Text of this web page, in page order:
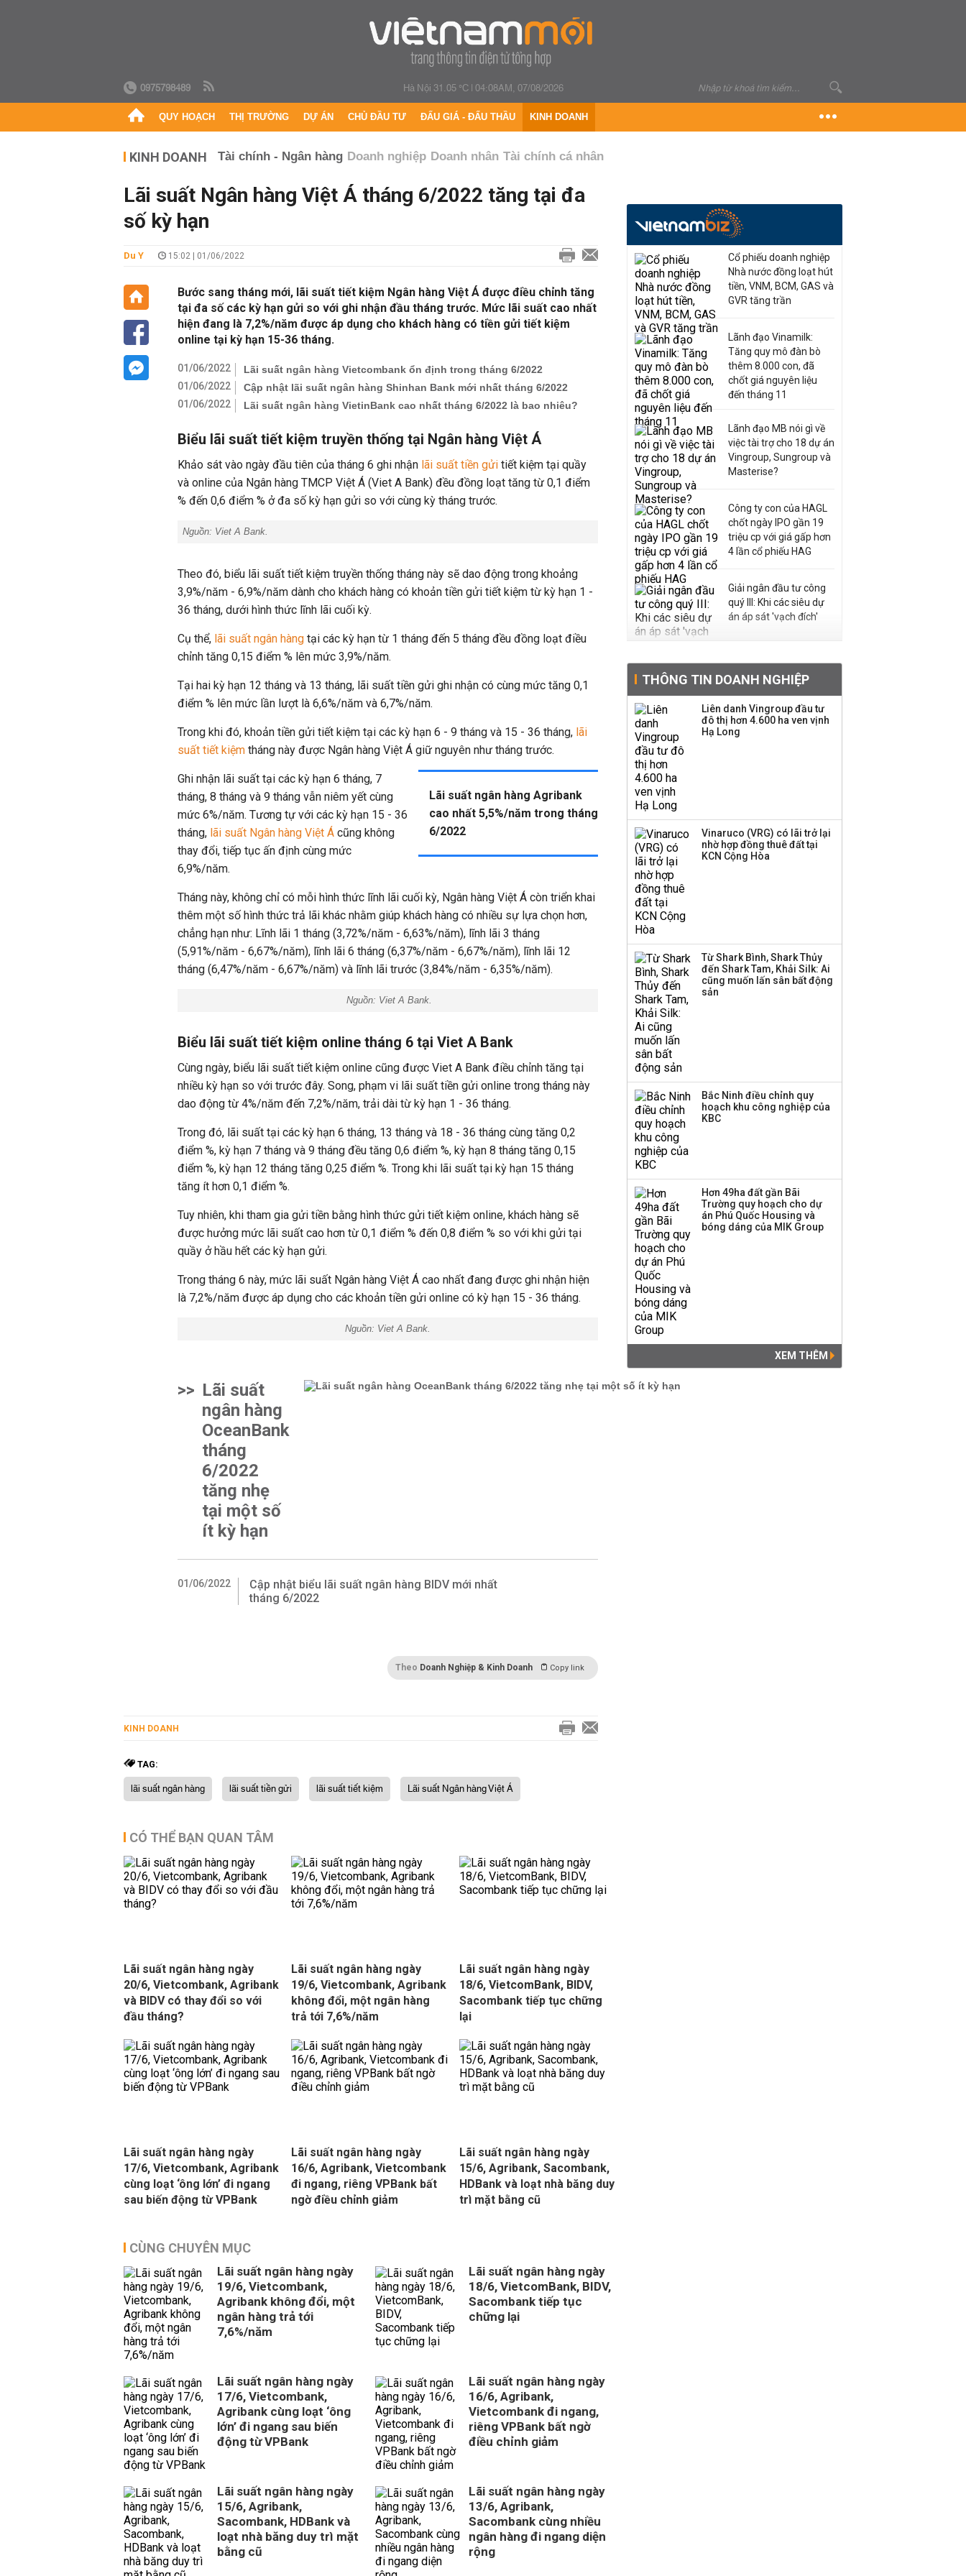
0975798489 Hà Nội 31.05 °C|04:08AM, 07/08/2026
QUY HOẠCH THỊ TRƯỜNG DỰ ÁN CHỦ ĐẦU TƯ ĐẤU GIÁ - ĐẤU THẦU KINH DOANH
KINH DOANH Tài chính - Ngân hàng Doanh nghiệp Doanh nhân Tài chính cá nhân
Lãi suất Ngân hàng Việt Á tháng 6/2022 tăng tại đa
số kỳ hạn
Du Y 15:02 | 01/06/2022
Bước sang tháng mới, lãi suất tiết kiệm Ngân hàng Việt Á được điều chỉnh tăng
tại đa số các kỳ hạn gửi so với ghi nhận đầu tháng trước. Mức lãi suất cao nhất
hiện đang là 7,2%/năm được áp dụng cho khách hàng có tiền gửi tiết kiệm
online tại kỳ hạn 15-36 tháng.
01/06/2022
Lãi suất ngân hàng Vietcombank ổn định trong tháng 6/2022
01/06/2022
Cập nhật lãi suất ngân hàng Shinhan Bank mới nhất tháng 6/2022
01/06/2022
Lãi suất ngân hàng VietinBank cao nhất tháng 6/2022 là bao nhiêu?
Biểu lãi suất tiết kiệm truyền thống tại Ngân hàng Việt Á
Khảo sát vào ngày đầu tiên của tháng 6 ghi nhận lãi suất tiền gửi tiết kiệm tại quầy
và online của Ngân hàng TMCP Việt Á (Viet A Bank) đều đồng loạt tăng từ 0,1 điểm
% đến 0,6 điểm % ở đa số kỳ hạn gửi so với cùng kỳ tháng trước.
Nguồn: Viet A Bank.
Theo đó, biểu lãi suất tiết kiệm truyền thống tháng này sẽ dao động trong khoảng
3,9%/năm - 6,9%/năm dành cho khách hàng có khoản tiền gửi tiết kiệm từ kỳ hạn 1 -
36 tháng, dưới hình thức lĩnh lãi cuối kỳ.
Cụ thể, lãi suất ngân hàng tại các kỳ hạn từ 1 tháng đến 5 tháng đều đồng loạt điều
chỉnh tăng 0,15 điểm % lên mức 3,9%/năm.
Tại hai kỳ hạn 12 tháng và 13 tháng, lãi suất tiền gửi ghi nhận có cùng mức tăng 0,1
điểm % lên mức lần lượt là 6,6%/năm và 6,7%/năm.
Trong khi đó, khoản tiền gửi tiết kiệm tại các kỳ hạn 6 - 9 tháng và 15 - 36 tháng, lãi
suất tiết kiệm tháng này được Ngân hàng Việt Á giữ nguyên như tháng trước.
Lãi suất ngân hàng Agribank
cao nhất 5,5%/năm trong tháng
6/2022
Ghi nhận lãi suất tại các kỳ hạn 6 tháng, 7
tháng, 8 tháng và 9 tháng vẫn niêm yết cùng
mức 6%/năm. Tương tự với các kỳ hạn 15 - 36
tháng, lãi suất Ngân hàng Việt Á cũng không
thay đổi, tiếp tục ấn định cùng mức
6,9%/năm.
Tháng này, không chỉ có mỗi hình thức lĩnh lãi cuối kỳ, Ngân hàng Việt Á còn triển khai
thêm một số hình thức trả lãi khác nhằm giúp khách hàng có nhiều sự lựa chọn hơn,
chẳng hạn như: Lĩnh lãi 1 tháng (3,72%/năm - 6,63%/năm), lĩnh lãi 3 tháng
(5,91%/năm - 6,67%/năm), lĩnh lãi 6 tháng (6,37%/năm - 6,67%/năm), lĩnh lãi 12
tháng (6,47%/năm - 6,67%/năm) và lĩnh lãi trước (3,84%/năm - 6,35%/năm).
Nguồn: Viet A Bank.
Biểu lãi suất tiết kiệm online tháng 6 tại Viet A Bank
Cùng ngày, biểu lãi suất tiết kiệm online cũng được Viet A Bank điều chỉnh tăng tại
nhiều kỳ hạn so với trước đây. Song, phạm vi lãi suất tiền gửi online trong tháng này
dao động từ 4%/năm đến 7,2%/năm, trải dài từ kỳ hạn 1 - 36 tháng.
Trong đó, lãi suất tại các kỳ hạn 6 tháng, 13 tháng và 18 - 36 tháng cùng tăng 0,2
điểm %, kỳ hạn 7 tháng và 9 tháng đều tăng 0,6 điểm %, kỳ hạn 8 tháng tăng 0,15
điểm %, kỳ hạn 12 tháng tăng 0,25 điểm %. Trong khi lãi suất tại kỳ hạn 15 tháng
tăng ít hơn 0,1 điểm %.
Tuy nhiên, khi tham gia gửi tiền bằng hình thức gửi tiết kiệm online, khách hàng sẽ
được hưởng mức lãi suất cao hơn từ 0,1 điểm % đến 0,8 điểm % so với khi gửi tại
quầy ở hầu hết các kỳ hạn gửi.
Trong tháng 6 này, mức lãi suất Ngân hàng Việt Á cao nhất đang được ghi nhận hiện
là 7,2%/năm được áp dụng cho các khoản tiền gửi online có kỳ hạn 15 - 36 tháng.
Nguồn: Viet A Bank.
>> Lãi suất
ngân hàng
OceanBank
tháng
6/2022
tăng nhẹ
tại một số
ít kỳ hạn
01/06/2022
Cập nhật biểu lãi suất ngân hàng BIDV mới nhất
tháng 6/2022
Theo Doanh Nghiệp & Kinh Doanh Copy link
KINH DOANH
TAG:
lãi suất ngân hàng lãi suất tiền gửi lãi suất tiết kiệm Lãi suất Ngân hàng Việt Á
CÓ THỂ BẠN QUAN TÂM
Lãi suất ngân hàng ngày
20/6, Vietcombank, Agribank
và BIDV có thay đổi so với
đầu tháng?
Lãi suất ngân hàng ngày
19/6, Vietcombank, Agribank
không đổi, một ngân hàng
trả tới 7,6%/năm
Lãi suất ngân hàng ngày
18/6, VietcomBank, BIDV,
Sacombank tiếp tục chững
lại
Lãi suất ngân hàng ngày
17/6, Vietcombank, Agribank
cùng loạt ‘ông lớn’ đi ngang
sau biến động từ VPBank
Lãi suất ngân hàng ngày
16/6, Agribank, Vietcombank
đi ngang, riêng VPBank bất
ngờ điều chỉnh giảm
Lãi suất ngân hàng ngày
15/6, Agribank, Sacombank,
HDBank và loạt nhà băng duy
trì mặt bằng cũ
CÙNG CHUYÊN MỤC
Lãi suất ngân hàng ngày
19/6, Vietcombank,
Agribank không đổi, một
ngân hàng trả tới
7,6%/năm
Lãi suất ngân hàng ngày
18/6, VietcomBank, BIDV,
Sacombank tiếp tục
chững lại
Lãi suất ngân hàng ngày
17/6, Vietcombank,
Agribank cùng loạt ‘ông
lớn’ đi ngang sau biến
động từ VPBank
Lãi suất ngân hàng ngày
16/6, Agribank,
Vietcombank đi ngang,
riêng VPBank bất ngờ
điều chỉnh giảm
Lãi suất ngân hàng ngày
15/6, Agribank,
Sacombank, HDBank và
loạt nhà băng duy trì mặt
bằng cũ
Lãi suất ngân hàng ngày
13/6, Agribank,
Sacombank cùng nhiều
ngân hàng đi ngang diện
rộng
Cổ phiếu doanh nghiệp
Nhà nước đồng loạt hút
tiền, VNM, BCM, GAS và
GVR tăng trần
Lãnh đạo Vinamilk:
Tăng quy mô đàn bò
thêm 8.000 con, đã
chốt giá nguyên liệu
đến tháng 11
Lãnh đạo MB nói gì về
việc tài trợ cho 18 dự án
Vingroup, Sungroup và
Masterise?
Công ty con của HAGL
chốt ngày IPO gần 19
triệu cp với giá gấp hơn
4 lần cổ phiếu HAG
Giải ngân đầu tư công
quý III: Khi các siêu dự
án áp sát 'vạch đích'
triển quỹ hưu trí: Từ tiết
kiệm gia đình thành
nguồn cấp vốn dài hạn
và kinh nghiệm từ
Malaysia
Iran xem xét cấm tàu
VPBankS xin từ nhiệm
THÔNG TIN DOANH NGHIỆP
Liên danh Vingroup đầu tư
đô thị hơn 4.600 ha ven vịnh
Hạ Long
Vinaruco (VRG) có lãi trở lại
nhờ hợp đồng thuê đất tại
KCN Cộng Hòa
Từ Shark Bình, Shark Thủy
đến Shark Tam, Khải Silk: Ai
cũng muốn lấn sân bất động
sản
Bắc Ninh điều chỉnh quy
hoạch khu công nghiệp của
KBC
Hơn 49ha đất gần Bãi
Trường quy hoạch cho dự
án Phú Quốc Housing và
bóng dáng của MIK Group
XEM THÊM